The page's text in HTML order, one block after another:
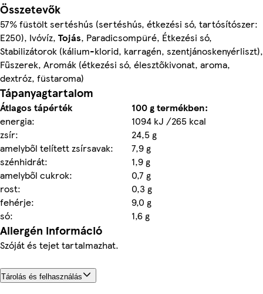
Összetevők
57% füstölt sertéshús (sertéshús, étkezési só, tartósítószer:
E250), Ivóvíz, Tojás, Paradicsompüré, Étkezési só,
Stabilizátorok (kálium-klorid, karragén, szentjánoskenyérliszt),
Fűszerek, Aromák (étkezési só, élesztőkivonat, aroma,
dextróz, füstaroma)
Tápanyagtartalom
Átlagos tápérték
100 g termékben:
energia:
1094 kJ /265 kcal
zsír:
24,5 g
amelyből telített zsírsavak:
7,9 g
szénhidrát:
1,9 g
amelyből cukrok:
0,7 g
rost:
0,3 g
fehérje:
9,0 g
só:
1,6 g
Allergén információ
Szóját és tejet tartalmazhat.
Tárolás és felhasználás